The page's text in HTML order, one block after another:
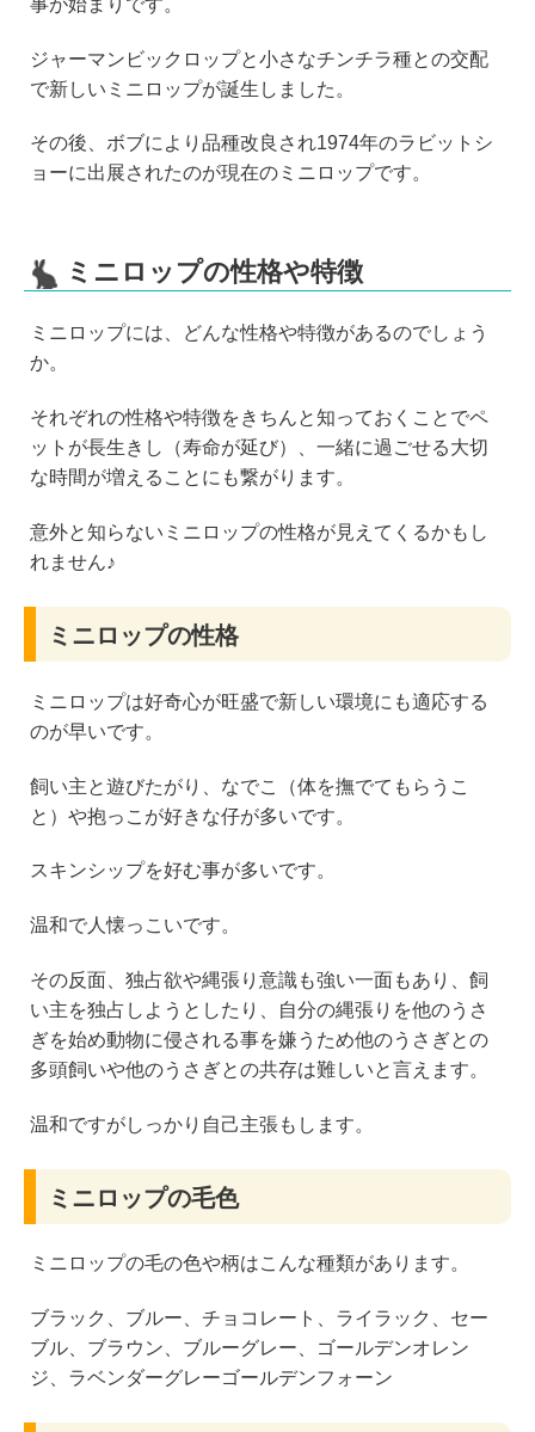
ジャーマンビックロップと小さなチンチラ種との交配
で新しいミニロップが誕生しました。
その後、ボブにより品種改良され1974年のラビットシ
ョーに出展されたのが現在のミニロップです。
ミニロップの性格や特徴
ミニロップには、どんな性格や特徴があるのでしょう
か。
それぞれの性格や特徴をきちんと知っておくことでペ
ットが長生きし（寿命が延び）、一緒に過ごせる大切
な時間が増えることにも繋がります。
意外と知らないミニロップの性格が見えてくるかもし
れません♪
ミニロップの性格
ミニロップは好奇心が旺盛で新しい環境にも適応する
のが早いです。
飼い主と遊びたがり、なでこ（体を撫でてもらうこ
と）や抱っこが好きな仔が多いです。
スキンシップを好む事が多いです。
温和で人懐っこいです。
その反面、独占欲や縄張り意識も強い一面もあり、飼
い主を独占しようとしたり、自分の縄張りを他のうさ
ぎを始め動物に侵される事を嫌うため他のうさぎとの
多頭飼いや他のうさぎとの共存は難しいと言えます。
温和ですがしっかり自己主張もします。
ミニロップの毛色
ミニロップの毛の色や柄はこんな種類があります。
ブラック、ブルー、チョコレート、ライラック、セー
ブル、ブラウン、ブルーグレー、ゴールデンオレン
ジ、ラベンダーグレーゴールデンフォーン